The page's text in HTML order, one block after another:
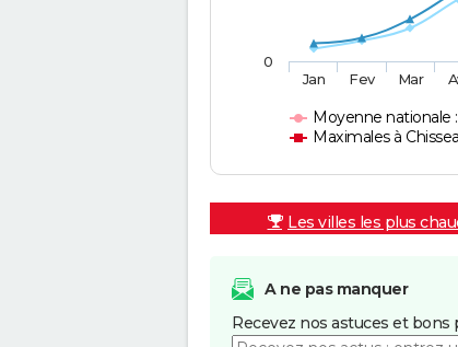
Moyenne nationale
Maximales à
Jan Fev Mar
0
Les villes les plus
A ne pas manquer
Recevez nos astuces et